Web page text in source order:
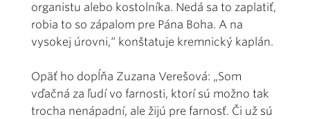
organistu alebo kostolníka. Nedá sa to zaplatiť,
robia to so zápalom pre Pána Boha. A na
vysokej úrovni,“ konštatuje kremnický kaplán.
Opäť ho dopĺňa Zuzana Verešová: „Som
vďačná za ľudí vo farnosti, ktorí sú možno tak
trocha nenápadní, ale žijú pre farnosť. Či už sú